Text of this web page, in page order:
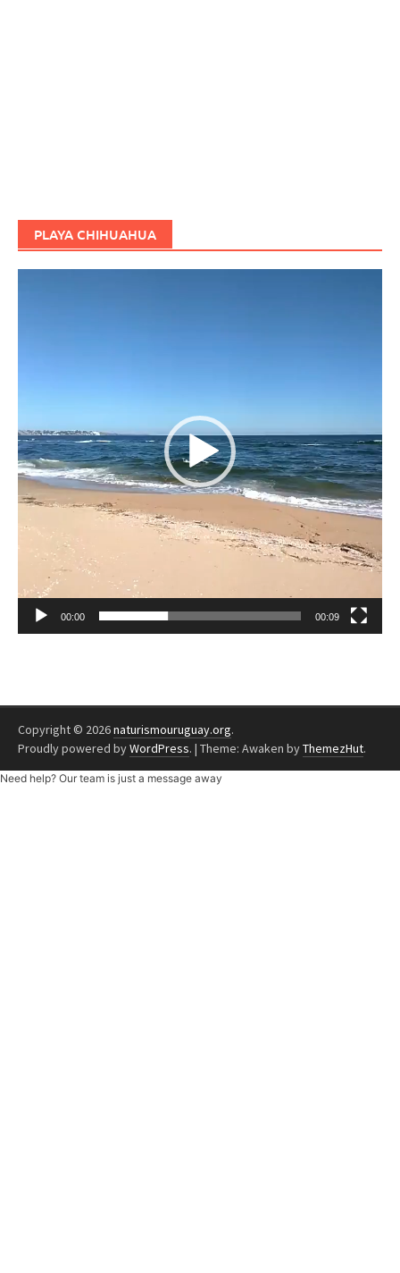
PLAYA CHIHUAHUA
00:00 00:09
Copyright © 2026naturismouruguay.org.
Proudly powered byWordPress. | Theme: Awaken byThemezHut.
Need help? Our team is just a message away